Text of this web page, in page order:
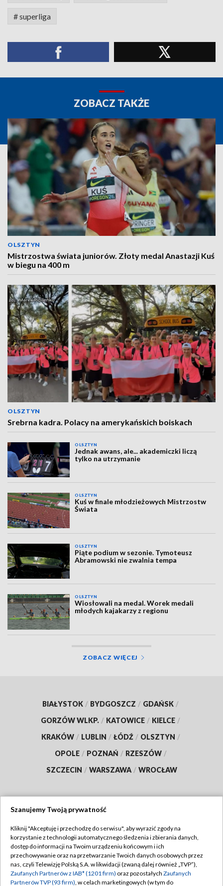
# superliga
ZOBACZ TAKŻE
OLSZTYN
Mistrzostwa świata juniorów. Złoty medal Anastazji Kuś
w biegu na 400 m
OLSZTYN
Srebrna kadra. Polacy na amerykańskich boiskach
OLSZTYN
Jednak awans, ale... akademiczki liczą
tylko na utrzymanie
OLSZTYN
Kuś w finale młodzieżowych Mistrzostw
Świata
OLSZTYN
Piąte podium w sezonie. Tymoteusz
Abramowski nie zwalnia tempa
OLSZTYN
Wiosłowali na medal. Worek medali
młodych kajakarzy z regionu
ZOBACZ WIĘCEJ
BIAŁYSTOK / BYDGOSZCZ / GDAŃSK /
GORZÓW WLKP. / KATOWICE / KIELCE /
KRAKÓW / LUBLIN / ŁÓDŹ / OLSZTYN /
OPOLE / POZNAŃ / RZESZÓW /
SZCZECIN / WARSZAWA / WROCŁAW
TVP
Abonament TVP
Emisja w TVP
Regulamin TVP
Polityka prywatności
Szanujemy Twoją prywatność
Kliknij "Akceptuję i przechodzę do serwisu", aby wyrazić zgody na
korzystanie z technologii automatycznego śledzenia i zbierania danych,
dostęp do informacji na Twoim urządzeniu końcowym i ich
przechowywanie oraz na przetwarzanie Twoich danych osobowych przez
nas, czyli Telewizję Polską S.A. w likwidacji (zwaną dalej również „TVP”),
Zaufanych Partnerów z IAB* (1201 firm) oraz pozostałych Zaufanych
Partnerów TVP (93 firm), w celach marketingowych (w tym do